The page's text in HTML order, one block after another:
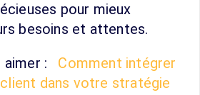
pour mieux
besoins et attentes.
:
Comment intégrer
dans votre stratégie